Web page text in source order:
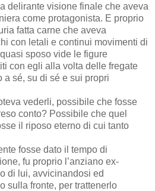
delirante visione finale che aveva
come protagonista. E proprio
fatta carne che aveva
con letali e continui movimenti di
sposo vide le figure
con egli alla volta delle fregate
a sé, su di sé e sui propri
vederli, possibile che fosse
conto? Possibile che quel
il riposo eterno di cui tanto
fosse dato il tempo di
fu proprio l’anziano ex-
di lui, avvicinandosi ed
sulla fronte, per trattenerlo